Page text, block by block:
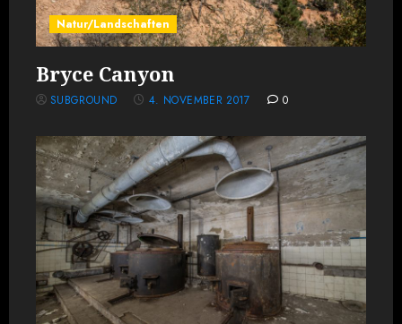
Natur/Landschaften
Bryce Canyon
SUBGROUND 4. NOVEMBER 2017 0